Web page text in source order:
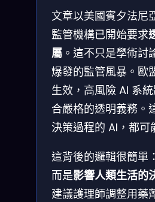
文章以美國賓夕法尼
監管機構已開始要求
屬 。這不只是學術
爆發的監管風暴。歐
生效，高風險 AI 系
合嚴格的透明義務。
決策過程的 AI，都可
這背後的邏輯很簡單
而是影響人類生活的
建議護理師調整用藥